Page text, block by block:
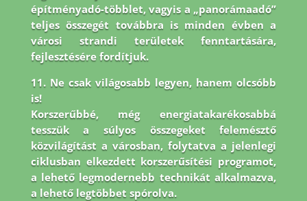
építményadó-többlet, vagyis a „panorámaadó”
teljes összegét továbbra is minden évben a
városi strandi területek fenntartására,
fejlesztésére fordítjuk.
11. Ne csak világosabb legyen, hanem olcsóbb
is!
Korszerűbbé, még energiatakarékosabbá
tesszük a súlyos összegeket felemésztő
közvilágítást a városban, folytatva a jelenlegi
ciklusban elkezdett korszerűsítési programot,
a lehető legmodernebb technikát alkalmazva,
a lehető legtöbbet spórolva.